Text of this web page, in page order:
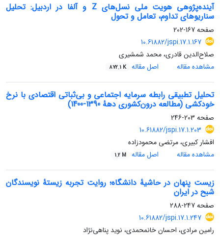
آینده‌پژوهی هویت ملی نسل‌های Z و آلفا در اردبیل: تحلیل
سناریوهای تداوم، تعامل و تحول
صفحه167-202
10.61882/jspi.17.1.167
صلاح‌الدین قادری، محمد شمشیری
مشاهده مقاله
اصل مقاله 872.1 K
تحلیل تطبیقی رابطه سرمایه اجتماعی و بی‌ثباتی اقتصادی با نرخ
خودکشی (مطالعه درون‌کشوری دههٔ 1390-1400)
صفحه 203-246
10.61882/jspi.17.1.203
افشار کبیری، مرتضی محمودزاده
مشاهده مقاله
اصل مقاله 1.2 M
زیست پنهان در حاشیۀ دانشگاه؛ روایت تجربه زیستۀ نویسندگان
شبح در ایران
صفحه247-288
10.61882/jspi.17.1.247
رامین مرادی، احسان خانمحمدی، نوید پناهی‌نژاد